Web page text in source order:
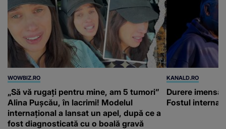
WOWBIZ.RO
„Să vă rugați pentru mine, am 5 tumori”
Alina Pușcău, în lacrimi! Modelul
internațional a lansat un apel, după ce a
fost diagnosticată cu o boală gravă
KANALD.RO
Durere
Fostul